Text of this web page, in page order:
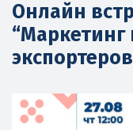
Онлайн
“Маркетинг